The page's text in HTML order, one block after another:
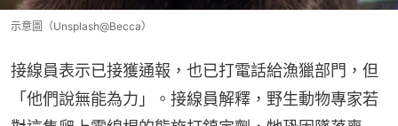
示意圖（Unsplash@Becca）
接線員表示已接獲通報，也已打電話給漁獵部門，但
「他們說無能為力」。接線員解釋，野生動物專家若